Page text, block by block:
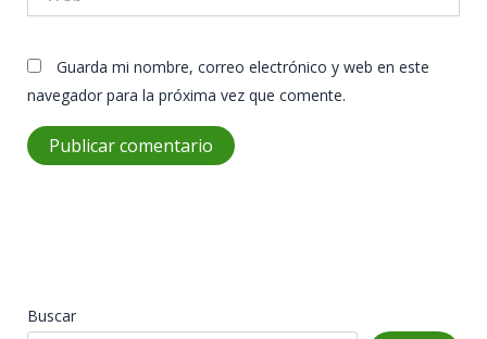
Guarda mi nombre, correo electrónico y web en este
navegador para la próxima vez que comente.
Buscar